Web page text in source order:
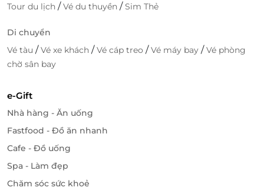
LifeLink – Đặt phòng tiện lợi với
Tour du lịch /Vé du thuyền /Sim Thẻ
Di chuyển
Vé tàu /Vé xe khách /Vé cáp treo /Vé máy bay /Vé phòng
chờ sân bay
e-Gift
Nhà hàng - Ăn uống
Fastfood - Đồ ăn nhanh
Cafe - Đồ uống
Spa - Làm đẹp
Chăm sóc sức khoẻ